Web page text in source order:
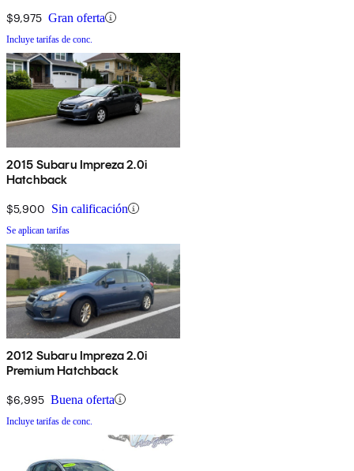
$9,975 Gran oferta
Incluye tarifas de conc.
2015 Subaru Impreza 2.0i
Hatchback
$5,900 Sin calificación
Se aplican tarifas
2012 Subaru Impreza 2.0i
Premium Hatchback
$6,995 Buena oferta
Incluye tarifas de conc.